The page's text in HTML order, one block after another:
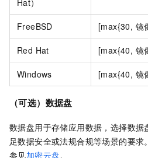
FreeBSD [max{30, 镜
Red Hat [max{40, 镜
Windows [max{40, 镜
（可选）数据盘
数据盘用于存储应用数据，选择数
足数据安全或法规合规等场景的要
参见加密云盘。